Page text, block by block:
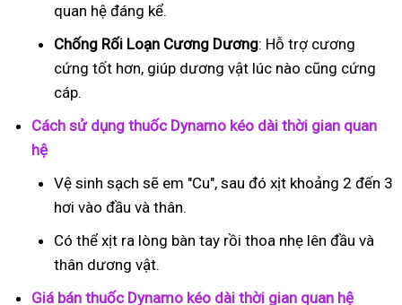
quan hệ đáng kể.
Chống Rối Loạn Cương Dương: Hỗ trợ cương
cứng tốt hơn, giúp dương vật lúc nào cũng cứng
cáp.
Cách sử dụng thuốc Dynamo kéo dài thời gian quan
hệ
Vệ sinh sạch sẽ em "Cu", sau đó xịt khoảng 2 đến 3
hơi vào đầu và thân.
Có thể xịt ra lòng bàn tay rồi thoa nhẹ lên đầu và
thân dương vật.
Giá bán thuốc Dynamo kéo dài thời gian quan hệ